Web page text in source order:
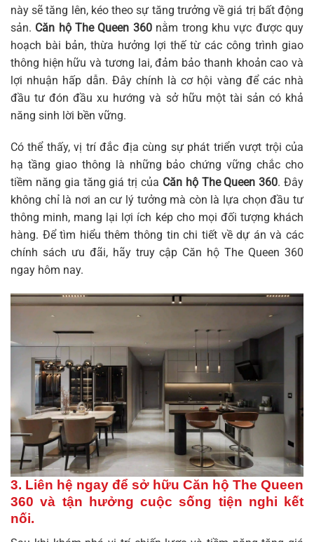
này sẽ tăng lên, kéo theo sự tăng trưởng về giá trị bất động
sản. Căn hộ The Queen 360nằm trong khu vực được quy
hoạch bài bản, thừa hưởng lợi thế từ các công trình giao
thông hiện hữu và tương lai, đảm bảo thanh khoản cao và
lợi nhuận hấp dẫn. Đây chính là cơ hội vàng để các nhà
đầu tư đón đầu xu hướng và sở hữu một tài sản có khả
năng sinh lời bền vững.
Có thể thấy, vị trí đắc địa cùng sự phát triển vượt trội của
hạ tầng giao thông là những bảo chứng vững chắc cho
tiềm năng gia tăng giá trị của Căn hộ The Queen 360. Đây
không chỉ là nơi an cư lý tưởng mà còn là lựa chọn đầu tư
thông minh, mang lại lợi ích kép cho mọi đối tượng khách
hàng. Để tìm hiểu thêm thông tin chi tiết về dự án và các
chính sách ưu đãi, hãy truy cập Căn hộ The Queen 360
ngay hôm nay.
3. Liên hệ ngay để sở hữu Căn hộ The Queen
360 và tận hưởng cuộc sống tiện nghi kết
nối.